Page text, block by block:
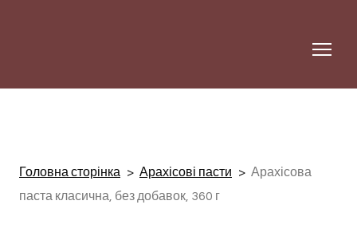
Головна сторінка Арахісові пасти
Арахісова
паста класична, без добавок, 360 г